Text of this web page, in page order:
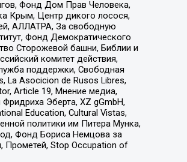
Фонд Дом Прав Человека,
Крым, Центр дикого лосося,
АЛЛАТРА, За свободную
Фонд Демократического
Сторожевой башни, Библии и
комитет действия,
поддержки, Свободная
La Asocicion de Rusos Libres,
Article 19, Мнение медиа,
Эберта, XZ gGmbH,
Education, Cultural Vistas,
политики им Питера Мунка,
Фонд Бориса Немцова за
Прометей, Stop Occupation of